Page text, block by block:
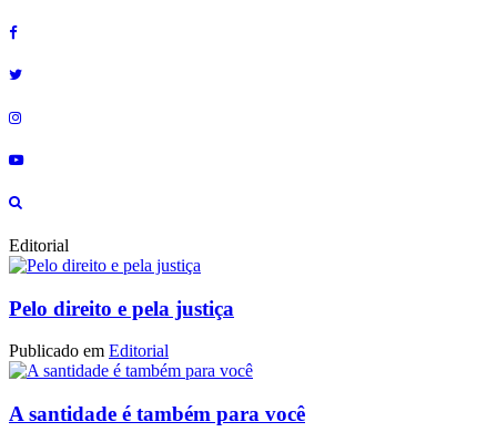
Editorial
Pelo direito e pela justiça
Publicado em Editorial
A santidade é também para você